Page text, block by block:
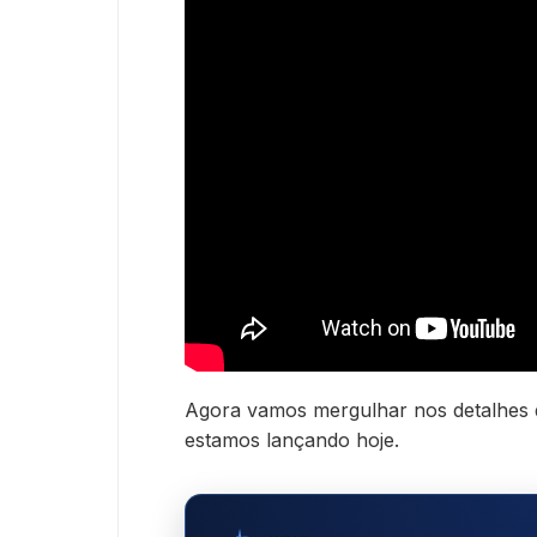
Agora vamos mergulhar nos
estamos lançando hoje.